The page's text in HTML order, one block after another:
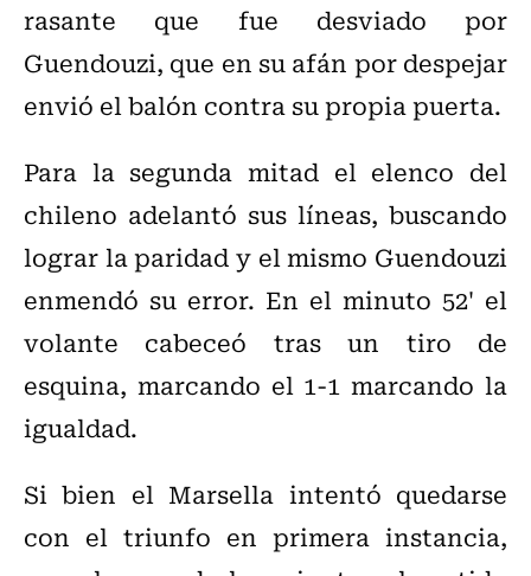
rasante que fue desviado por
Guendouzi, que en su afán por despejar
envió el balón contra su propia puerta.
Para la segunda mitad el elenco del
chileno adelantó sus líneas, buscando
lograr la paridad y el mismo Guendouzi
enmendó su error. En el minuto 52' el
volante cabeceó tras un tiro de
esquina, marcando el 1-1 marcando la
igualdad.
Si bien el Marsella intentó quedarse
con el triunfo en primera instancia,